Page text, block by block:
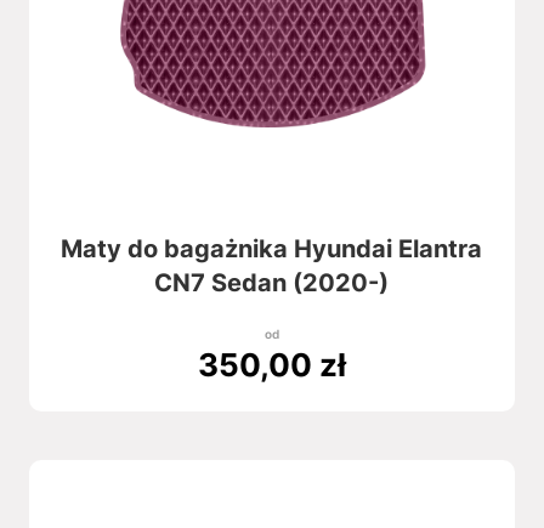
Maty do bagażnika Hyundai Elantra
CN7 Sedan (2020-)
od
350,00 zł